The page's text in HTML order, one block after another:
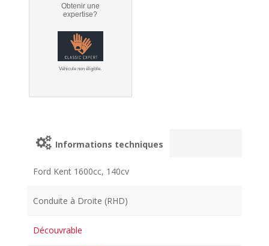
Obtenir une
expertise?
Véhicule non éligible.
Informations techniques
Ford Kent 1600cc, 140cv
Conduite à Droite (RHD)
Découvrable